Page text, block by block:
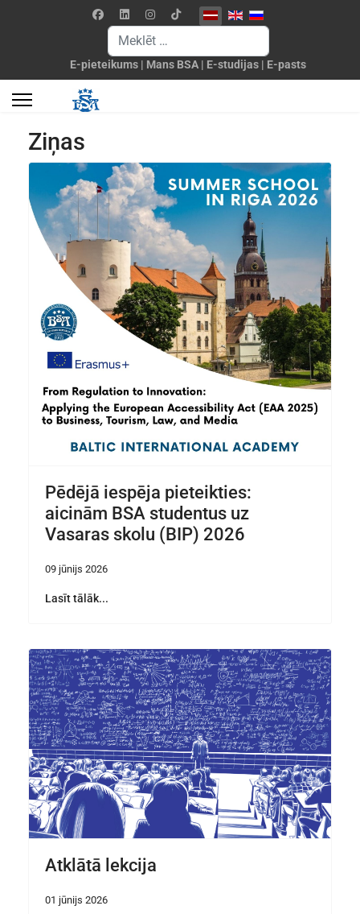
Izvēlieties valodu
Meklēšanas forma
E-pieteikums | Mans BSA | E-studijas | E-pasts
Ziņas
Pēdējā iespēja pieteikties:
aicinām BSA studentus uz
Vasaras skolu (BIP) 2026
09 jūnijs 2026
Lasīt tālāk...
Atklātā lekcija
01 jūnijs 2026